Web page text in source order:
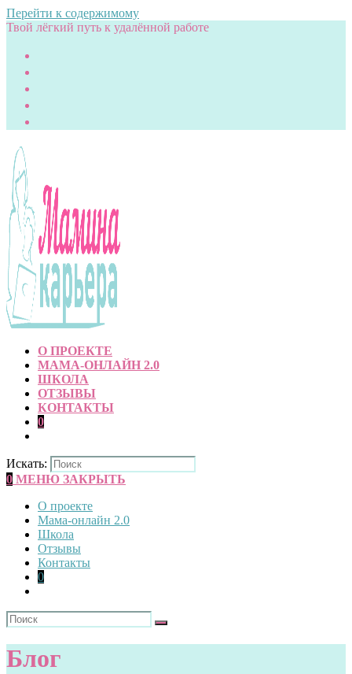
Перейти к содержимому
Твой лёгкий путь к удалённой работе
О ПРОЕКТЕ
МАМА-ОНЛАЙН 2.0
ШКОЛА
ОТЗЫВЫ
КОНТАКТЫ
0
Искать:
0 МЕНЮ ЗАКРЫТЬ
О проекте
Мама-онлайн 2.0
Школа
Отзывы
Контакты
0
Блог